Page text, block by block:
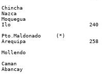
Nazca
Moquegua
240
Pto.Maldonado
Arequipa                     258
Abancay